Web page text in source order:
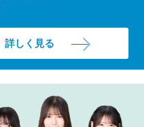
詳しく見る